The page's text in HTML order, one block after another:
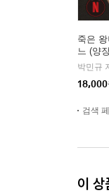
죽은
느 (양
박민규
18,000
검색
이 상